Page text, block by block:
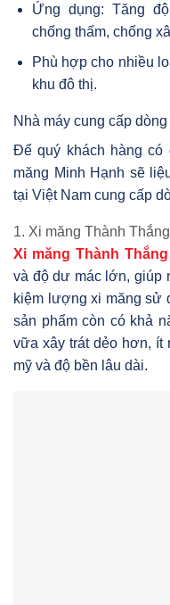
Ứng dụng: Tăng
chống thấm, chống
Phù hợp cho nhiều
khu đô thị.
Nhà máy cung cấp
Để quý khách hàng
măng Minh Hạnh sẽ
tại Việt Nam cung cấp
1. Xi măng Thành
Xi măng Thành
và độ dư mác lớn, giúp
kiệm lượng xi măng sử
sản phẩm còn có khả
vữa xây trát dẻo hơn, ít
mỹ và độ bền lâu dài.